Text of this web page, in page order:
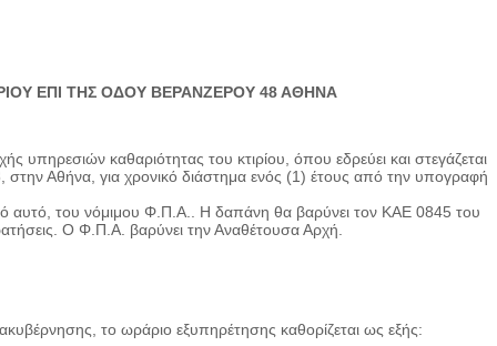
ΕΠΙ ΤΗΣ ΟΔΟΥ ΒΕΡΑΝΖΕΡΟΥ 48 ΑΘΗΝΑ
καθαριότητας του κτιρίου, όπου εδρεύει και στεγάζεται
Αθήνα, για χρονικό διάστημα ενός (1) έτους από την υπογραφή
αυτό, του νόμιμου Φ.Π.Α.. Η δαπάνη θα βαρύνει τον ΚΑΕ 0845 του
Ο Φ.Π.Α. βαρύνει την Αναθέτουσα Αρχή.
το ωράριο εξυπηρέτησης καθορίζεται ως εξής: